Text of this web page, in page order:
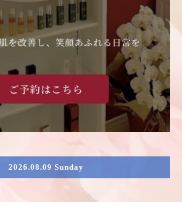
2026.08.09 Sunday